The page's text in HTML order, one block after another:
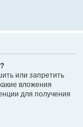
или запретить
вложения
для получения